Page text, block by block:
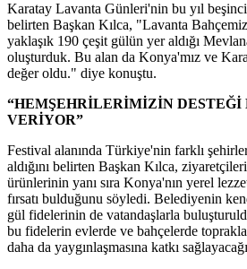
Karatay Lavanta Günleri'nin bu yıl
belirten Başkan Kılca, "Lavanta
yaklaşık 190 çeşit gülün yer aldığı
oluşturduk. Bu alan da Konya'mız ve
değer oldu." diye konuştu.
“HEMŞEHRİLERİMİZİN DESTEĞİ
VERİYOR”
Festival alanında Türkiye'nin farklı
aldığını belirten Başkan Kılca,
ürünlerinin yanı sıra Konya'nın yerel
fırsatı bulduğunu söyledi. Belediyenin
gül fidelerinin de vatandaşlarla
bu fidelerin evlerde ve bahçelerde
daha da yaygınlaşmasına katkı